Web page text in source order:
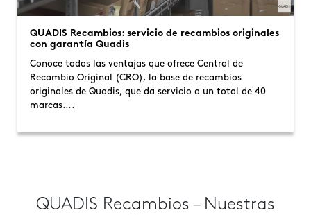
QUADIS Recambios: servicio de recambios originales
con garantía Quadis
Conoce todas las ventajas que ofrece Central de
Recambio Original (CRO), la base de recambios
originales de Quadis, que da servicio a un total de 40
marcas….
QUADIS Recambios – Nuestras